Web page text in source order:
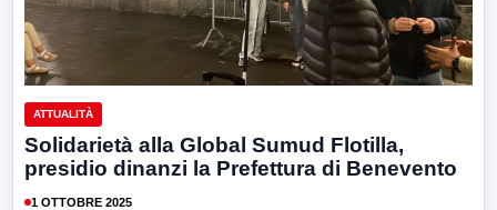
ATTUALITÀ
Solidarietà alla Global Sumud Flotilla,
presidio dinanzi la Prefettura di Benevento
1 OTTOBRE 2025